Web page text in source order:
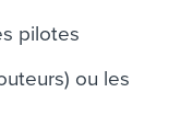
pilotes
ou les